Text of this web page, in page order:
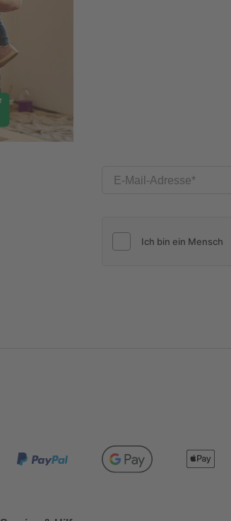
E-Mail-Adresse